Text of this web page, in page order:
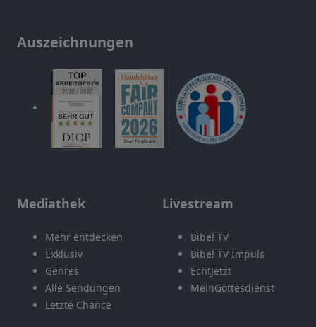
Auszeichnungen
Mediathek
Mehr entdecken
Exklusiv
Genres
Alle Sendungen
Letzte Chance
Livestream
Bibel TV
Bibel TV Impuls
EchtJetzt
MeinGottesdienst